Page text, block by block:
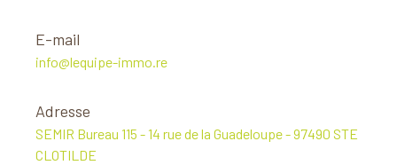
E-mail
info@lequipe-immo.re
Adresse
SEMIR Bureau 115 - 14 rue de la Guadeloupe - 97490 STE
CLOTILDE